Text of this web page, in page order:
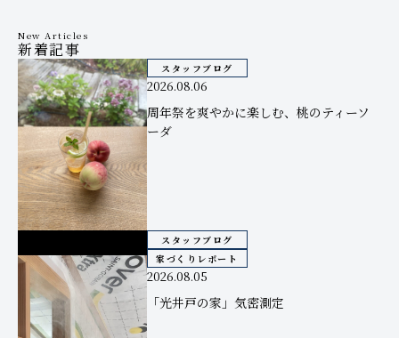
New Articles
新着記事
スタッフブログ
2026.08.06
周年祭を爽やかに楽しむ、桃のティーソ
ーダ
スタッフブログ
家づくりレポート
2026.08.05
「光井戸の家」気密測定